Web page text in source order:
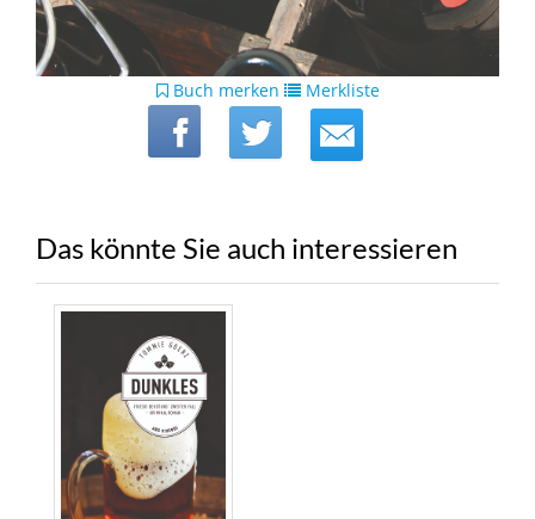
Buch merken Merkliste
Das könnte Sie auch interessieren